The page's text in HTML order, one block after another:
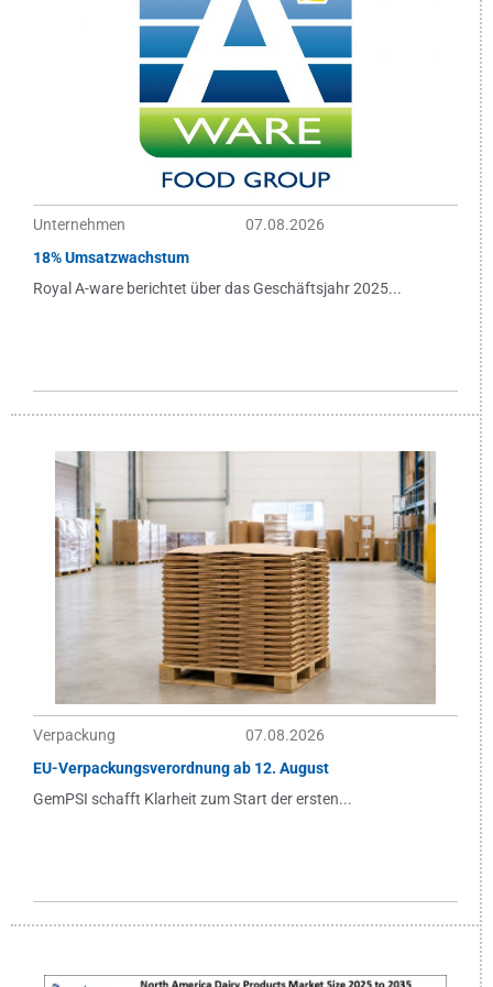
Unternehmen
07.08.2026
18% Umsatzwachstum
Royal A-ware berichtet über das Geschäftsjahr 2025...
Verpackung
07.08.2026
EU-Verpackungsverordnung ab 12. August
GemPSI schafft Klarheit zum Start der ersten...